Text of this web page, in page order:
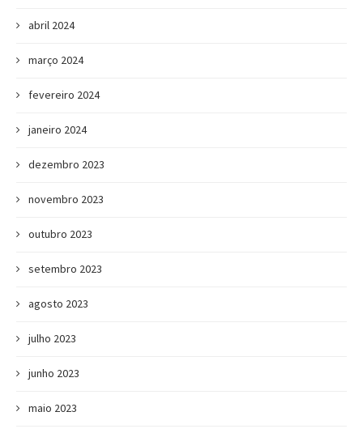
abril 2024
março 2024
fevereiro 2024
janeiro 2024
dezembro 2023
novembro 2023
outubro 2023
setembro 2023
agosto 2023
julho 2023
junho 2023
maio 2023